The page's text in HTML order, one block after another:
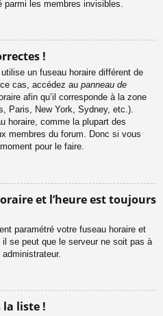
les membres invisibles.
!
un fuseau horaire différent de
cas, accédez au panneau de
afin qu’il corresponde à la zone
Paris, New York, Sydney, etc.).
horaire, comme la plupart des
membres du forum. Donc si vous
pour le faire.
et l’heure est toujours
paramétré votre fuseau horaire et
se peut que le serveur ne soit pas à
la liste !